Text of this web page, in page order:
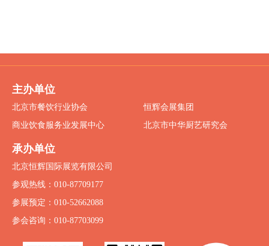
主办单位
北京市餐饮行业协会
恒辉会展集团
商业饮食服务业发展中心
北京市中华厨艺研究会
承办单位
北京恒辉国际展览有限公司
参观热线：010-87709177
参展预定：010-52662088
参会咨询：010-87703099